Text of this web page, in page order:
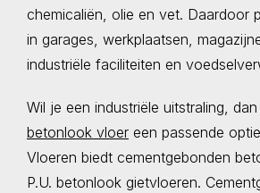
chemicaliën, olie en vet. Daardoor
in garages, werkplaatsen,
industriële faciliteiten en
Wil je een industriële uitstraling,
betonlook vloer een passende
Vloeren biedt cementgebonden
P.U. betonlook gietvloeren.